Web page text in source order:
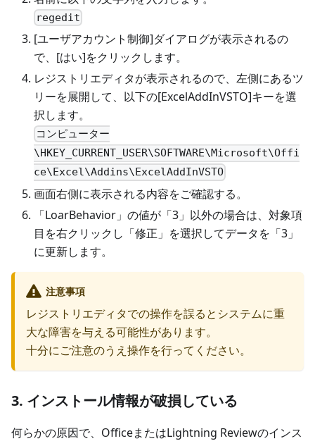
regedit
[ユーザアカウント制御]ダイアログが表示されるの
で、[はい]をクリックします。
レジストリエディタが表示されるので、左側にあるツ
リーを展開して、以下の[ExcelAddInVSTO]キーを選
択します。
コンピューター
\HKEY_CURRENT_USER\SOFTWARE\Microsoft\Offi
ce\Excel\Addins\ExcelAddInVSTO
画面右側に表示される内容をご確認する。
「LoarBehavior」の値が「3」以外の場合は、対象項
目を右クリックし「修正」を選択してデータを「3」
に更新します。
注意事項
レジストリエディタでの操作を誤るとシステムに重
大な障害を与える可能性があります。
十分にご注意のうえ操作を行ってください。
3. インストール情報が破損している
何らかの原因で、OfficeまたはLightning Reviewのインス